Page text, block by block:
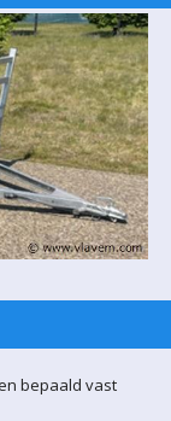
bepaald vast